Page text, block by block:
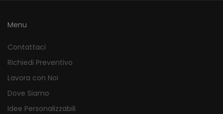
Menu
Contattaci
Richiedi Preventivo
Lavora con Noi
Dove Siamo
Idee Personalizzabili